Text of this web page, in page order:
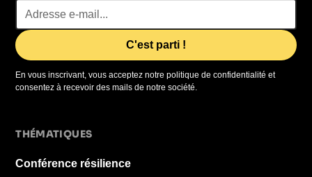
En vous inscrivant, vous acceptez notre politique de confidentialité et
consentez à recevoir des mails de notre société.
THÉMATIQUES
Conférence résilience